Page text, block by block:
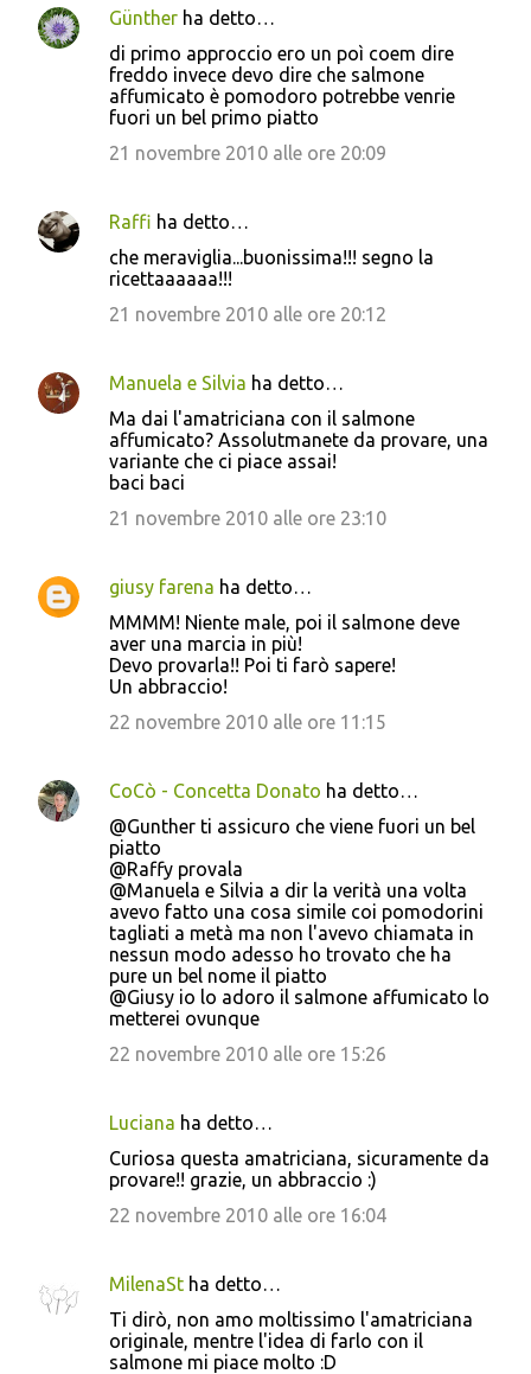
C
t
Günther ha detto…
di primo approccio ero un poì coem dire
freddo invece devo dire che salmone
affumicato è pomodoro potrebbe venrie
fuori un bel primo piatto
21 novembre 2010 alle ore 20:09
Raffi ha detto…
che meraviglia...buonissima!!! segno la
ricettaaaaaa!!!
21 novembre 2010 alle ore 20:12
Manuela e Silvia ha detto…
Ma dai l'amatriciana con il salmone
affumicato? Assolutmanete da provare, una
variante che ci piace assai!
baci baci
21 novembre 2010 alle ore 23:10
giusy farena ha detto…
MMMM! Niente male, poi il salmone deve
aver una marcia in più!
Devo provarla!! Poi ti farò sapere!
Un abbraccio!
22 novembre 2010 alle ore 11:15
CoCò - Concetta Donato ha detto…
@Gunther ti assicuro che viene fuori un bel
piatto
@Raffy provala
@Manuela e Silvia a dir la verità una volta
avevo fatto una cosa simile coi pomodorini
tagliati a metà ma non l'avevo chiamata in
nessun modo adesso ho trovato che ha
pure un bel nome il piatto
@Giusy io lo adoro il salmone affumicato lo
metterei ovunque
22 novembre 2010 alle ore 15:26
Luciana ha detto…
Curiosa questa amatriciana, sicuramente da
provare!! grazie, un abbraccio :)
22 novembre 2010 alle ore 16:04
MilenaSt ha detto…
Ti dirò, non amo moltissimo l'amatriciana
originale, mentre l'idea di farlo con il
salmone mi piace molto :D